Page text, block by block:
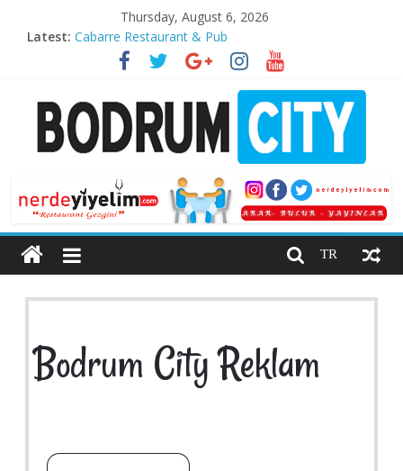
Thursday, August 6, 2026
Latest: Cabarre Restaurant & Pub
Kaya Palazzo Resort & Residences Le Chic Bodrum
”O’nail” Nail & Aesthetic Center
Köşem Fish Restaurant
Bodrum
City
Bodrum
Life
TR
Bodrum City Reklam